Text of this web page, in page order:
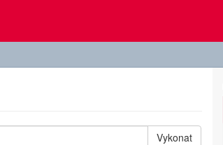
Vykonat